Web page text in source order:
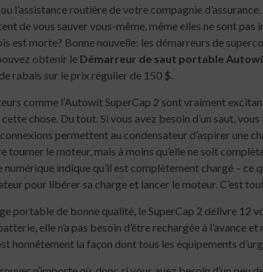
l’assistance routière de votre compagnie
de vous sauver vous-même, même elles ne sont
est morte? Bonne nouvelle: les démarreurs de
obtenir le Démarreur de saut portable
rabais sur le prix régulier de 150 $.
comme l’Autowit SuperCap 2 sont vraiment
cette chose. Du tout. Si vous avez besoin d’un saut,
permettent au condensateur d’aspirer une
tourner le moteur, mais à moins qu’elle ne soit
indique qu’il est complètement chargé – ce
pour libérer sa charge et lancer le moteur. C’est tout
portable de bonne qualité, le SuperCap 2 délivre 12
elle n’a pas besoin d’être rechargée à l’avance
honnêtement la façon dont tous les équipements